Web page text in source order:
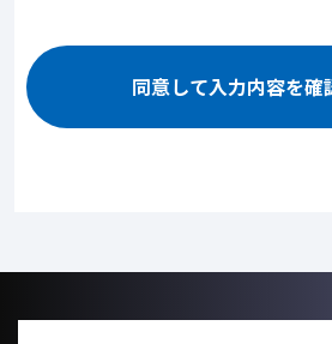
お問い合せ頂いた内容に関して、必要な
ん。
利用目的の達成に必要な範囲内において
同意して入力内容を確